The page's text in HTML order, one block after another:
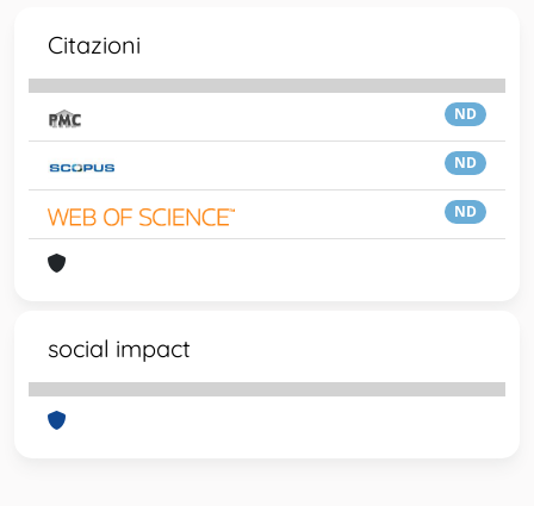
Citazioni
ND
ND
ND
social impact